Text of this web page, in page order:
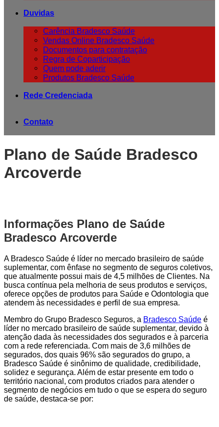
Duvidas
Carência Bradesco Saúde
Vendas Online Bradesco Saúde
Documentos para contratação
Regra de Coparticipação
Quem pode aderir
Produtos Bradesco Saúde
Rede Credenciada
Contato
Plano de Saúde Bradesco
Arcoverde
Informações Plano de Saúde
Bradesco Arcoverde
A Bradesco Saúde é líder no mercado brasileiro de saúde
suplementar, com ênfase no segmento de seguros coletivos,
que atualmente possui mais de 4,5 milhões de Clientes. Na
busca contínua pela melhoria de seus produtos e serviços,
oferece opções de produtos para Saúde e Odontologia que
atendem às necessidades e perfil de sua empresa.
Membro do Grupo Bradesco Seguros, a Bradesco Saúde é
líder no mercado brasileiro de saúde suplementar, devido à
atenção dada às necessidades dos segurados e à parceria
com a rede referenciada. Com mais de 3,6 milhões de
segurados, dos quais 96% são segurados do grupo, a
Bradesco Saúde é sinônimo de qualidade, credibilidade,
solidez e segurança. Além de estar presente em todo o
território nacional, com produtos criados para atender o
segmento de negócios em tudo o que se espera do seguro
de saúde, destaca-se por: